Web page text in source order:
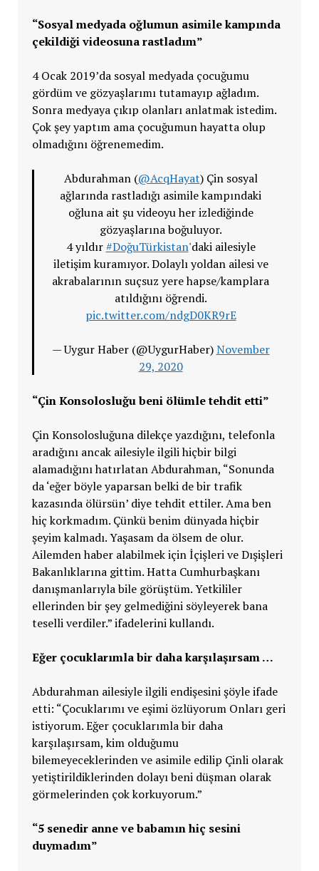
“Sosyal medyada oğlumun asimile kampında
çekildiği videosuna rastladım”
4 Ocak 2019’da sosyal medyada çocuğumu
gördüm ve gözyaşlarımı tutamayıp ağladım.
Sonra medyaya çıkıp olanları anlatmak istedim.
Çok şey yaptım ama çocuğumun hayatta olup
olmadığını öğrenemedim.
Abdurahman (@AcqHayat) Çin sosyal
ağlarında rastladığı asimile kampındaki
oğluna ait şu videoyu her izlediğinde
gözyaşlarına boğuluyor.
4 yıldır#DoğuTürkistan'daki ailesiyle
iletişim kuramıyor. Dolaylı yoldan ailesi ve
akrabalarının suçsuz yere hapse/kamplara
atıldığını öğrendi.
pic.twitter.com/ndgD0KR9rE
— Uygur Haber (@UygurHaber)November
29, 2020
“Çin Konsolosluğu beni ölümle tehdit etti”
Çin Konsolosluğuna dilekçe yazdığını, telefonla
aradığını ancak ailesiyle ilgili hiçbir bilgi
alamadığını hatırlatan Abdurahman, “Sonunda
da ‘eğer böyle yaparsan belki de bir trafik
kazasında ölürsün’ diye tehdit ettiler. Ama ben
hiç korkmadım. Çünkü benim dünyada hiçbir
şeyim kalmadı. Yaşasam da ölsem de olur.
Ailemden haber alabilmek için İçişleri ve Dışişleri
Bakanlıklarına gittim. Hatta Cumhurbaşkanı
danışmanlarıyla bile görüştüm. Yetkililer
ellerinden bir şey gelmediğini söyleyerek bana
teselli verdiler.” ifadelerini kullandı.
Eğer çocuklarımla bir daha karşılaşırsam …
Abdurahman ailesiyle ilgili endişesini şöyle ifade
etti: “Çocuklarımı ve eşimi özlüyorum Onları geri
istiyorum. Eğer çocuklarımla bir daha
karşılaşırsam, kim olduğumu
bilemeyeceklerinden ve asimile edilip Çinli olarak
yetiştirildiklerinden dolayı beni düşman olarak
görmelerinden çok korkuyorum.”
“5 senedir anne ve babamın hiç sesini
duymadım”